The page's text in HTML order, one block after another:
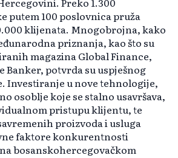
putem 100 poslovnica pruža
klijenata. Mnogobrojna, kako
priznanja, kao što su
magazina Global Finance,
Banker, potvrda su uspješnog
Investiranje u nove tehnologije,
osoblje koje se stalno usavršava,
pristupu klijentu, te
proizvoda i usluga
faktore konkurentnosti
bosanskohercegovačkom